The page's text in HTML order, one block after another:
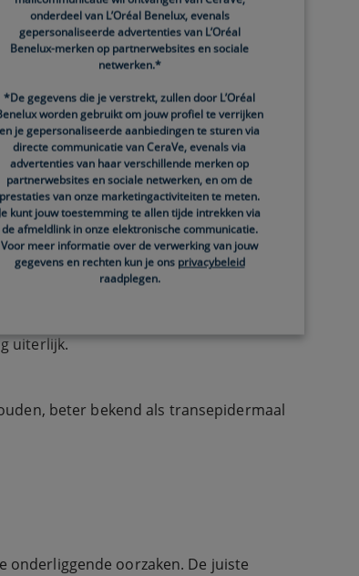
of exfoliëren kan een droge huid
uiterlijk.
beter bekend als transepidermaal
onderliggende oorzaken. De juiste
onderdeel van L’Oréal Benelux, evenals
gepersonaliseerde advertenties van L’Oréal
Benelux-merken op partnerwebsites en sociale
netwerken.*
*De gegevens die je verstrekt, zullen door L’Oréal
worden gebruikt om jouw profiel te verrijken
en je gepersonaliseerde aanbiedingen te sturen via
directe communicatie van CeraVe, evenals via
advertenties van haar verschillende merken op
partnerwebsites en sociale netwerken, en om de
prestaties van onze marketingactiviteiten te meten.
kunt jouw toestemming te allen tijde intrekken via
de afmeldlink in onze elektronische communicatie.
Voor meer informatie over de verwerking van jouw
gegevens en rechten kun je ons privacybeleid
raadplegen.